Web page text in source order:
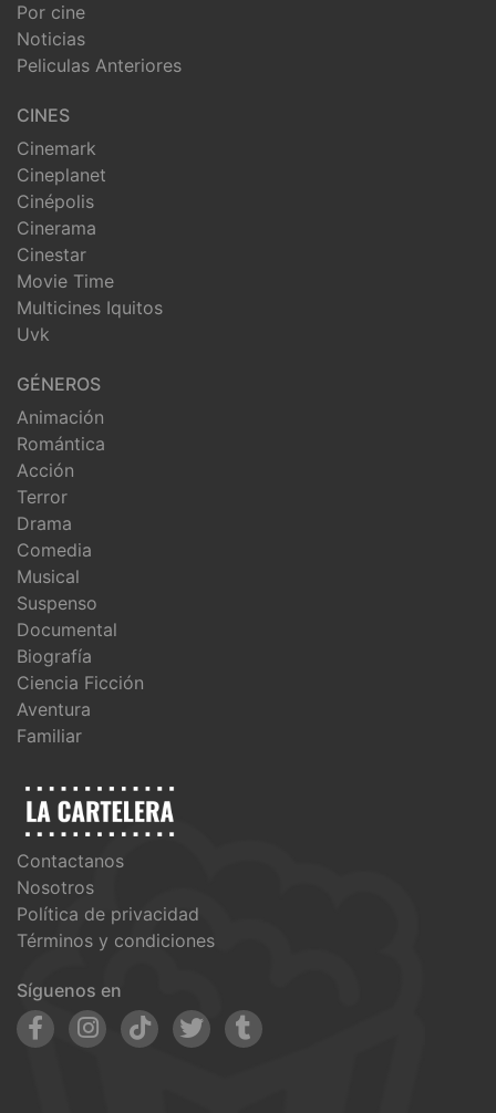
Por cine
Noticias
Peliculas Anteriores
CINES
Cinemark
Cineplanet
Cinépolis
Cinerama
Cinestar
Movie Time
Multicines Iquitos
Uvk
GÉNEROS
Animación
Romántica
Acción
Terror
Drama
Comedia
Musical
Suspenso
Documental
Biografía
Ciencia Ficción
Aventura
Familiar
Contactanos
Nosotros
Política de privacidad
Términos y condiciones
Síguenos en